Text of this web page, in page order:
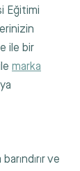
Eğitimi
ile bir
marka
ve